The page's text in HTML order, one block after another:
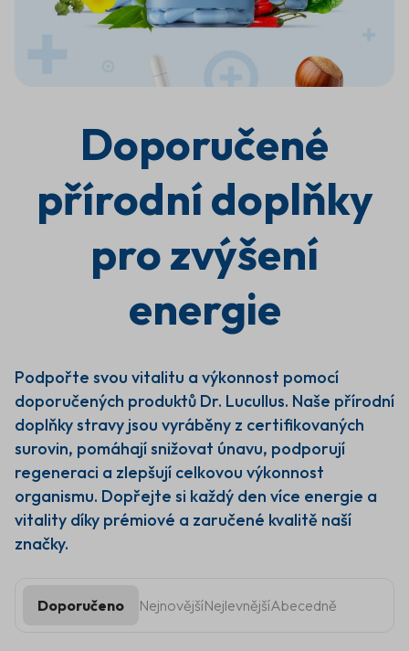
Více
energie
pro
aktivní
život
kategorie Energie jsou určeny
k podpoře fyzické i duševní
výkonnosti po celý den.
Obsahují kombinaci vitamínů,
minerálů a přírodních
extraktů, kterépomáhají
snižovat únavu, podporují
energetický metabolismus a
přispívají k lepší koncentraci.
dostatkem energie a udržet
Doporučené
přírodní doplňky
pro zvýšení
energie
Podpořte svou vitalitu a výkonnost pomocí
doporučených produktů Dr. Lucullus. Naše přírodní
doplňky stravy jsou vyráběny z certifikovaných
surovin, pomáhají snižovat únavu, podporují
regeneraci a zlepšují celkovou výkonnost
organismu. Dopřejte si každý den více energie a
vitality díky prémiové a zaručené kvalitě naší
značky.
Doporučeno NejnovějšíNejlevnějšíAbecedně